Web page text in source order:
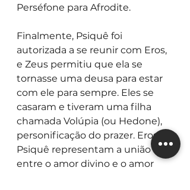
Perséfone para Afrodite.
Finalmente, Psiquê foi
autorizada a se reunir com Eros,
e Zeus permitiu que ela se
tornasse uma deusa para estar
com ele para sempre. Eles se
casaram e tiveram uma filha
chamada Volúpia (ou Hedone),
personificação do prazer. Eros e
Psiquê representam a união
entre o amor divino e o amor